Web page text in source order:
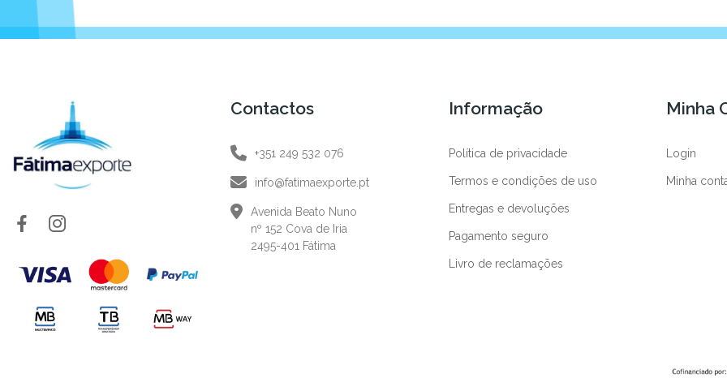
Contactos
+351 249 532 076
info@fatimaexporte.pt
Avenida Beato Nuno
nº 152 Cova de Iria
2495-401 Fátima
Informação
Política de privacidade
Termos e condições de uso
Entregas e devoluções
Pagamento seguro
Livro de reclamações
Minha
Login
Minha